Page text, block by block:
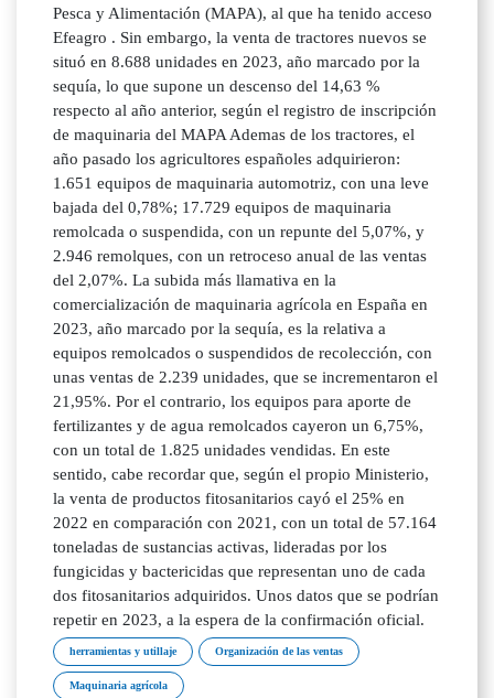
Pesca y Alimentación (MAPA), al que ha tenido acceso
Efeagro . Sin embargo, la venta de tractores nuevos se
situó en 8.688 unidades en 2023, año marcado por la
sequía, lo que supone un descenso del 14,63 %
respecto al año anterior, según el registro de inscripción
de maquinaria del MAPA Ademas de los tractores, el
año pasado los agricultores españoles adquirieron:
1.651 equipos de maquinaria automotriz, con una leve
bajada del 0,78%; 17.729 equipos de maquinaria
remolcada o suspendida, con un repunte del 5,07%, y
2.946 remolques, con un retroceso anual de las ventas
del 2,07%. La subida más llamativa en la
comercialización de maquinaria agrícola en España en
2023, año marcado por la sequía, es la relativa a
equipos remolcados o suspendidos de recolección, con
unas ventas de 2.239 unidades, que se incrementaron el
21,95%. Por el contrario, los equipos para aporte de
fertilizantes y de agua remolcados cayeron un 6,75%,
con un total de 1.825 unidades vendidas. En este
sentido, cabe recordar que, según el propio Ministerio,
la venta de productos fitosanitarios cayó el 25% en
2022 en comparación con 2021, con un total de 57.164
toneladas de sustancias activas, lideradas por los
fungicidas y bactericidas que representan uno de cada
dos fitosanitarios adquiridos. Unos datos que se podrían
repetir en 2023, a la espera de la confirmación oficial.
herramientas y utillaje Organización de las ventas
Maquinaria agrícola